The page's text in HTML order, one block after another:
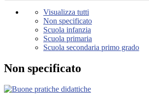
Visualizza tutti
Non specificato
Scuola infanzia
Scuola primaria
Scuola secondaria primo grado
Non specificato